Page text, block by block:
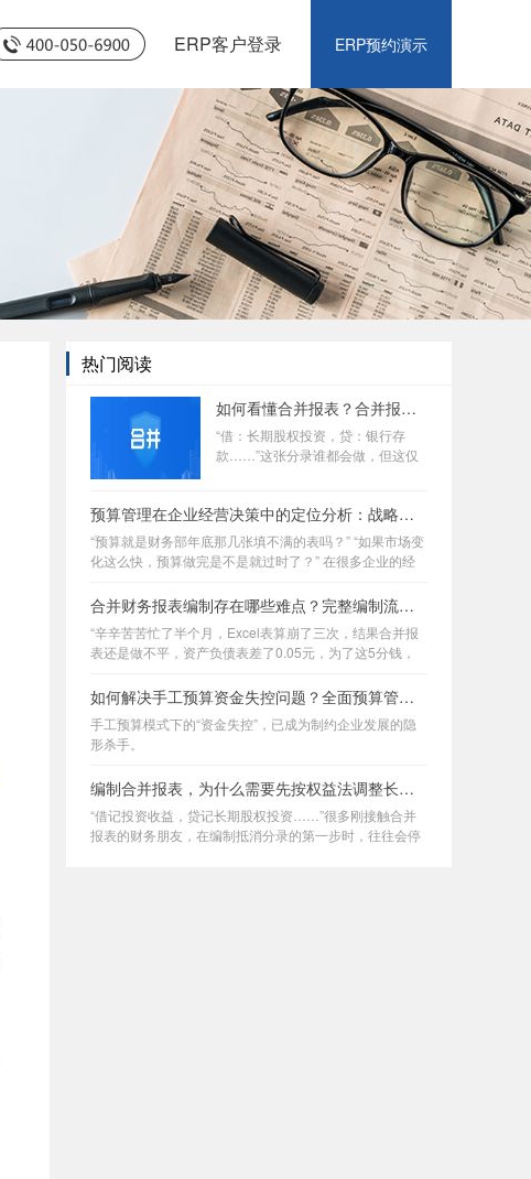
ERP客户登录 ERP预约演示
热门阅读
如何看懂合并报表？合并报表难点不在于原理，而是业务流程繁琐复杂>
“借：长期股权投资，贷：银行存
款……”这张分录谁都会做，但这仅
录，你是不是也曾感到过深深的无
力？
预算管理在企业经营决策中的定位分析：战略落地与资源配置逻辑
“预算就是财务部年底那几张填不满的表吗？” “如果市场变
化这么快，预算做完是不是就过时了？” 在很多企业的经
合并财务报表编制存在哪些难点？完整编制流程实战讲解
“辛辛苦苦忙了半个月，Excel表算崩了三次，结果合并报
表还是做不平，资产负债表差了0.05元，为了这5分钱，
如何解决手工预算资金失控问题？全面预算管理数字化实施方案
手工预算模式下的“资金失控”，已成为制约企业发展的隐
形杀手。
编制合并报表，为什么需要先按权益法调整长期股权投资再抵消？
“借记投资收益，贷记长期股权投资……”很多刚接触合并
报表的财务朋友，在编制抵消分录的第一步时，往往会停